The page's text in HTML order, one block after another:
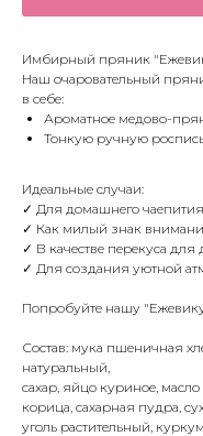
Имбирный пряник
Наш очаровательный
в себе:
Ароматное медово-
Тонкую ручную
Идеальные случаи:
✓ Для домашнего
✓ Как милый знак
✓ В качестве перекуса для
✓ Для создания уютной
Попробуйте нашу
Состав: мука пшеничная
натуральный,
сахар, яйцо куриное,
корица, сахарная пудра,
уголь растительный,